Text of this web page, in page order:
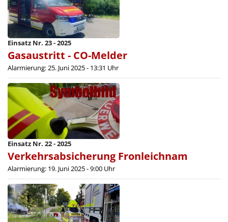
Einsatz Nr. 23 - 2025
Gasaustritt - CO-Melder
Alarmierung: 25. Juni 2025 - 13:31 Uhr
Einsatz Nr. 22 - 2025
Verkehrsabsicherung Fronleichnam
Alarmierung: 19. Juni 2025 - 9:00 Uhr